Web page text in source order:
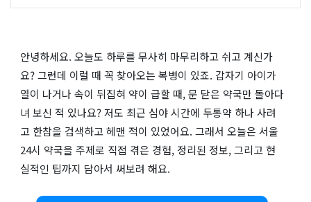
안녕하세요. 오늘도 하루를 무사히 마무리하고 쉬고 계신가
요? 그런데 이럴 때 꼭 찾아오는 복병이 있죠. 갑자기 아이가
열이 나거나 속이 뒤집혀 약이 급할 때, 문 닫은 약국만 돌아다
녀 보신 적 있나요? 저도 최근 심야 시간에 두통약 하나 사려
고 한참을 검색하고 헤맨 적이 있었어요. 그래서 오늘은 서울
24시 약국을 주제로 직접 겪은 경험, 정리된 정보, 그리고 현
실적인 팁까지 담아서 써보려 해요.